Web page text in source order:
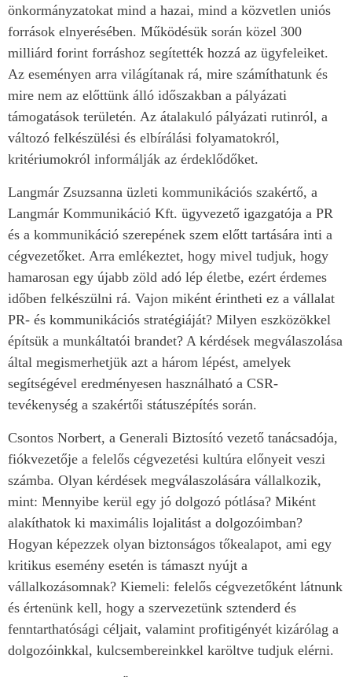
önkormányzatokat mind a hazai, mind a közvetlen uniós
források elnyerésében. Működésük során közel 300
milliárd forint forráshoz segítették hozzá az ügyfeleiket.
Az eseményen arra világítanak rá, mire számíthatunk és
mire nem az előttünk álló időszakban a pályázati
támogatások területén. Az átalakuló pályázati rutinról, a
változó felkészülési és elbírálási folyamatokról,
kritériumokról informálják az érdeklődőket.
Langmár Zsuzsanna üzleti kommunikációs szakértő, a
Langmár Kommunikáció Kft. ügyvezető igazgatója a PR
és a kommunikáció szerepének szem előtt tartására inti a
cégvezetőket. Arra emlékeztet, hogy mivel tudjuk, hogy
hamarosan egy újabb zöld adó lép életbe, ezért érdemes
időben felkészülni rá. Vajon miként érintheti ez a vállalat
PR- és kommunikációs stratégiáját? Milyen eszközökkel
építsük a munkáltatói brandet? A kérdések megválaszolása
által megismerhetjük azt a három lépést, amelyek
segítségével eredményesen használható a CSR-
tevékenység a szakértői státuszépítés során.
Csontos Norbert, a Generali Biztosító vezető tanácsadója,
fiókvezetője a felelős cégvezetési kultúra előnyeit veszi
számba. Olyan kérdések megválaszolására vállalkozik,
mint: Mennyibe kerül egy jó dolgozó pótlása? Miként
alakíthatok ki maximális lojalitást a dolgozóimban?
Hogyan képezzek olyan biztonságos tőkealapot, ami egy
kritikus esemény esetén is támaszt nyújt a
vállalkozásomnak? Kiemeli: felelős cégvezetőként látnunk
és értenünk kell, hogy a szervezetünk sztenderd és
fenntarthatósági céljait, valamint profitigényét kizárólag a
dolgozóinkkal, kulcsembereinkkel karöltve tudjuk elérni.